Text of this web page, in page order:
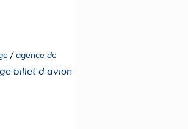
/agence de
billet d avion